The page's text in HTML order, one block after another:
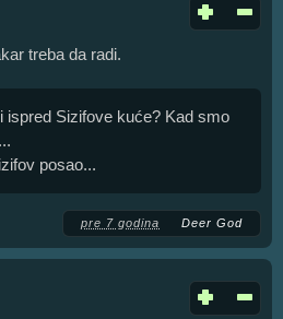
treba da radi.
ispred Sizifove kuće? Kad smo
posao...
pre 7 godina Deer God